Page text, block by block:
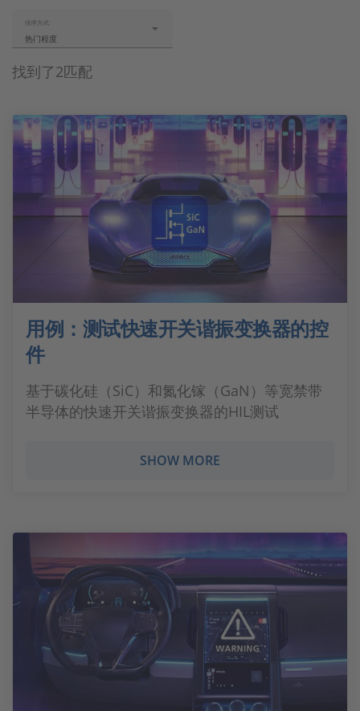
找到了2匹配
排序方式:
热门程度
用例：测试快速开关谐振变换器的控
件
基于碳化硅（SiC）和氮化镓（GaN）等宽禁带
半导体的快速开关谐振变换器的HIL测试
SHOW MORE